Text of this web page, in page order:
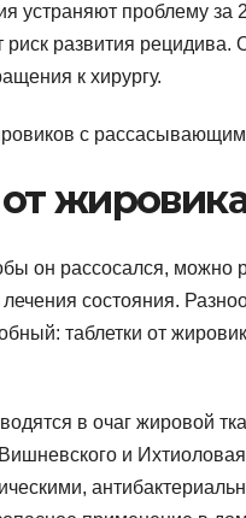
устраняют проблему
развития рецидива.
к хирургу.
он рассосался, можно
состояния.
таблетки от
в очаг жировой
и